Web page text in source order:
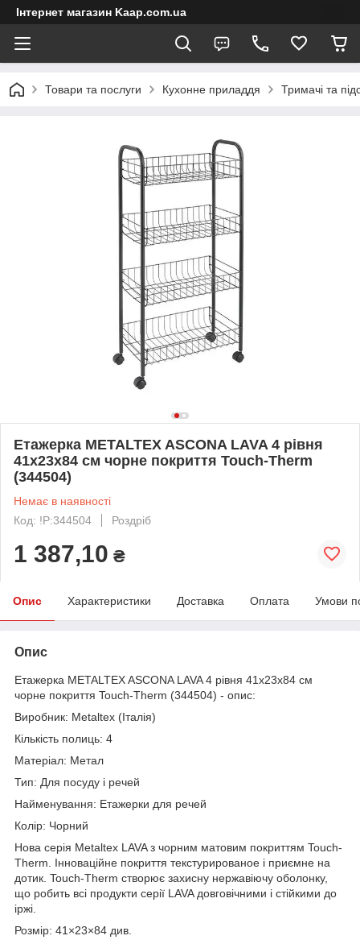
Інтернет магазин Kaap.com.ua
Товари та послуги Кухонне приладдя Тримачі та
Етажерка METALTEX ASCONA LAVA 4 рівня
41x23x84 см чорне покриття Touch-Therm
(344504)
Немає в наявності
Код: !P:344504
Роздріб
1 387,10 ₴
Опис Характеристики Доставка Оплата Умови
Опис
Етажерка METALTEX ASCONA LAVA 4 рівня 41x23x84 см
чорне покриття Touch-Therm (344504) - опис:
Виробник: Metaltex (Італія)
Кількість полиць: 4
Матеріал: Метал
Тип: Для посуду і речей
Найменування: Етажерки для речей
Колір: Чорний
Нова серія Metaltex LAVAз чорним матовим покриттям Touch-
Therm. Інноваційне покриття текстурированое і приємне на
дотик. Touch-Therm створює захисну нержавіючу оболонку,
що робить всі продукти серії LAVAдовговічними і стійкими до
іржі.
Розмір: 41×23×84 див.